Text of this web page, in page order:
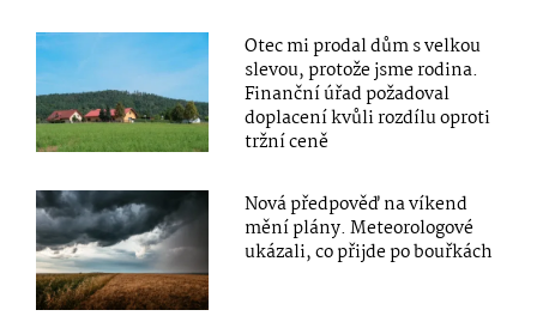
Otec mi prodal dům s velkou
slevou, protože jsme rodina.
Finanční úřad požadoval
doplacení kvůli rozdílu oproti
tržní ceně
Nová předpověď na víkend
mění plány. Meteorologové
ukázali, co přijde po bouřkách